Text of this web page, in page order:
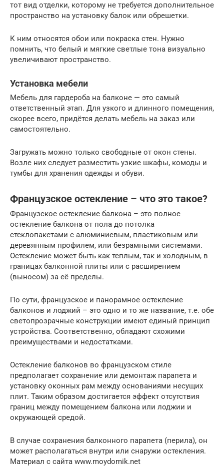
тот вид отделки, которому не требуется дополнительное
пространство на установку балок или обрешетки.
К ним относятся обои или покраска стен. Нужно
помнить, что белый и мягкие светлые тона визуально
увеличивают пространство.
Установка мебели
Мебель для гардероба на балконе — это самый
ответственный этап. Для узкого и длинного помещения,
скорее всего, придётся делать мебель на заказ или
самостоятельно.
Загружать можно только свободные от окон стены.
Возле них следует разместить узкие шкафы, комоды и
тумбы для хранения одежды и обуви.
Французское остекление – что это такое?
Французское остекление балкона – это полное
остекление балкона от пола до потолка
стеклопакетами с алюминиевым, пластиковым или
деревянным профилем, или безрамными системами.
Остекление может быть как теплым, так и холодным, в
границах балконной плиты или с расширением
(выносом) за её пределы.
По сути, французское и панорамное остекление
балконов и лоджий – это одно и то же название, т.е. обе
светопрозрачные конструкции имеют единый принцип
устройства. Соответственно, обладают схожими
преимуществами и недостатками.
Остекление балконов во французском стиле
предполагает сохранение или демонтаж парапета и
установку оконных рам между основаниями несущих
плит. Таким образом достигается эффект отсутствия
границ между помещением балкона или лоджии и
окружающей средой.
В случае сохранения балконного парапета (перила), он
может располагаться внутри или снаружи остекления.
Материал с сайта www.moydomik.net